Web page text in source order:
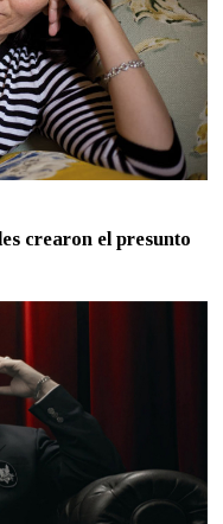
crearon el presunto